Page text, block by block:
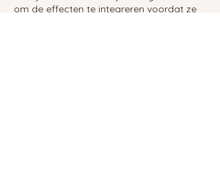
om de effecten te integreren voordat ze